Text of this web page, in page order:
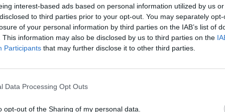
interest-based ads based on personal information utilized by us
to third parties prior to your opt-out. You may separately
of your personal information by third parties on the IAB’s list of
This information may also be disclosed by us to third parties on the
Participants that may further disclose it to other third parties.
Data Processing Opt Outs
opt-out of the Sharing of my personal data.
(Ε.Ο.Σ.) Σπάρτης πραγματοποιεί, από
βουνό του Ολύμπου, το τριήμερο 13-15
(2.917μ.), δίνει την ευκαιρία για
και την απίστευτη φυσική ομορφιά των
και τους φίλους του σε μια
βουνό της χώρας. Το ταξίδι θα